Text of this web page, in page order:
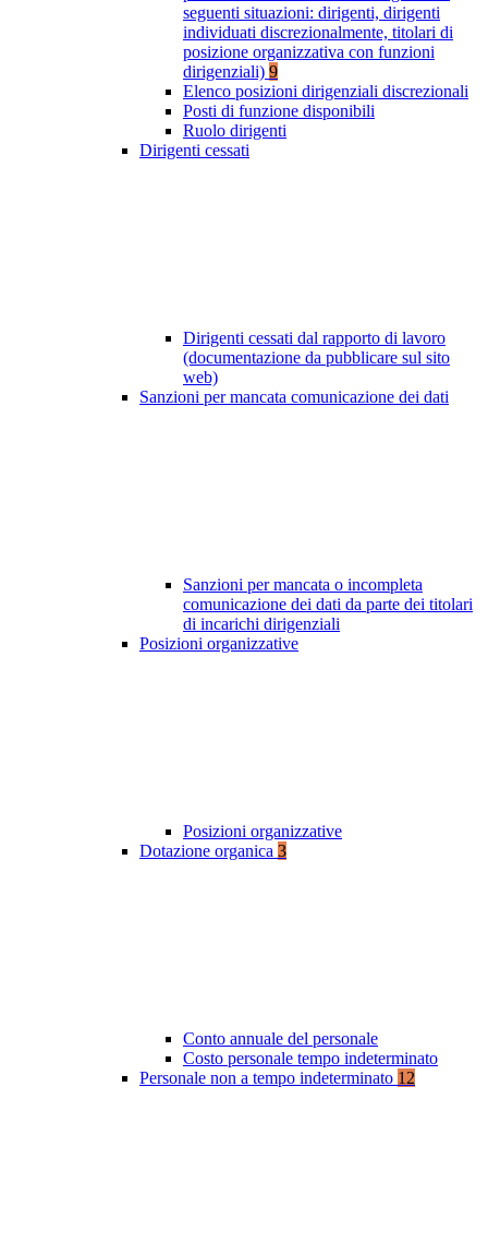
seguenti situazioni: dirigenti, dirigenti
individuati discrezionalmente, titolari di
posizione organizzativa con funzioni
dirigenziali) 9
Elenco posizioni dirigenziali discrezionali
Posti di funzione disponibili
Ruolo dirigenti
Dirigenti cessati
Dirigenti cessati dal rapporto di lavoro
(documentazione da pubblicare sul sito
web)
Sanzioni per mancata comunicazione dei dati
Sanzioni per mancata o incompleta
comunicazione dei dati da parte dei titolari
di incarichi dirigenziali
Posizioni organizzative
Posizioni organizzative
Dotazione organica 3
Conto annuale del personale
Costo personale tempo indeterminato
Personale non a tempo indeterminato 12